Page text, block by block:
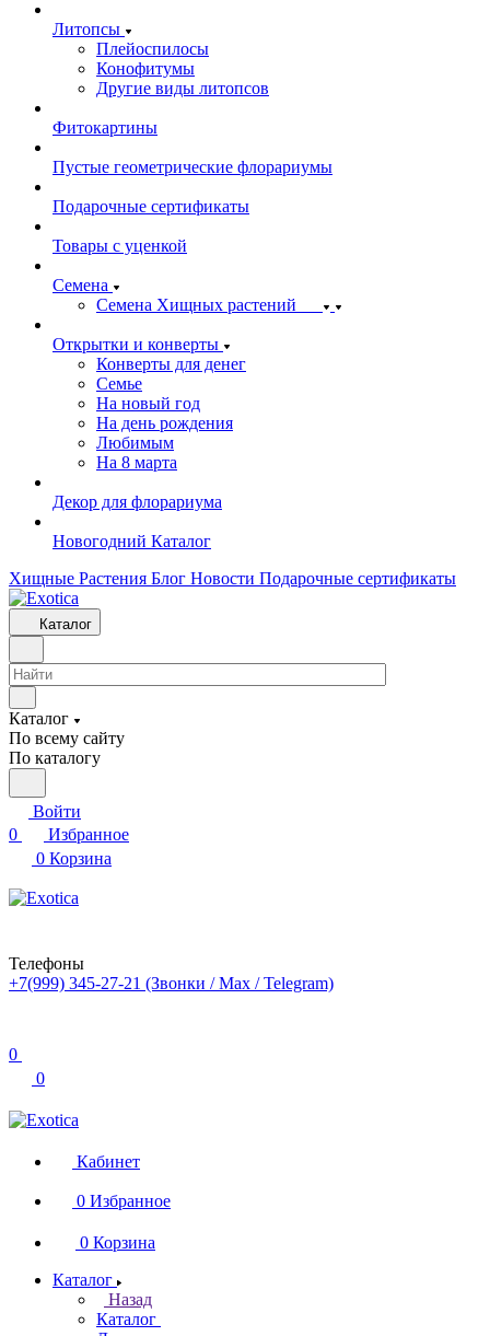
Литопсы
Плейоспилосы
Конофитумы
Другие виды литопсов
Фитокартины
Пустые геометрические флорариумы
Подарочные сертификаты
Товары с уценкой
Семена
Семена Хищных растений
Открытки и конверты
Конверты для денег
Семье
На новый год
На день рождения
Любимым
На 8 марта
Декор для флорариума
Новогодний Каталог
Хищные Растения Блог Новости Подарочные сертификаты
Каталог
Каталог
По всему сайту
По каталогу
Войти
0
Избранное
0 Корзина
Телефоны
+7(999) 345-27-21 (Звонки / Max / Telegram)
0
0
Кабинет
0 Избранное
0 Корзина
Каталог
Назад
Каталог